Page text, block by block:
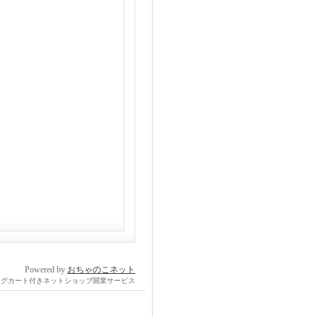
Powered by おちゃのこネット
カート付きネットショップ開業サービス